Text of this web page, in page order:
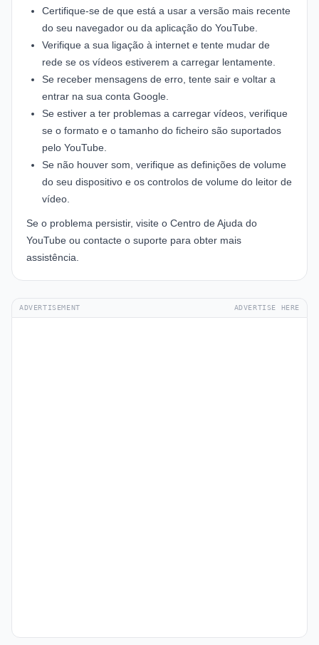
Certifique-se de que está a usar a versão mais recente
do seu navegador ou da aplicação do YouTube.
Verifique a sua ligação à internet e tente mudar de
rede se os vídeos estiverem a carregar lentamente.
Se receber mensagens de erro, tente sair e voltar a
entrar na sua conta Google.
Se estiver a ter problemas a carregar vídeos, verifique
se o formato e o tamanho do ficheiro são suportados
pelo YouTube.
Se não houver som, verifique as definições de volume
do seu dispositivo e os controlos de volume do leitor de
vídeo.
Se o problema persistir, visite o Centro de Ajuda do
YouTube ou contacte o suporte para obter mais
assistência.
ADVERTISEMENT ADVERTISE HERE